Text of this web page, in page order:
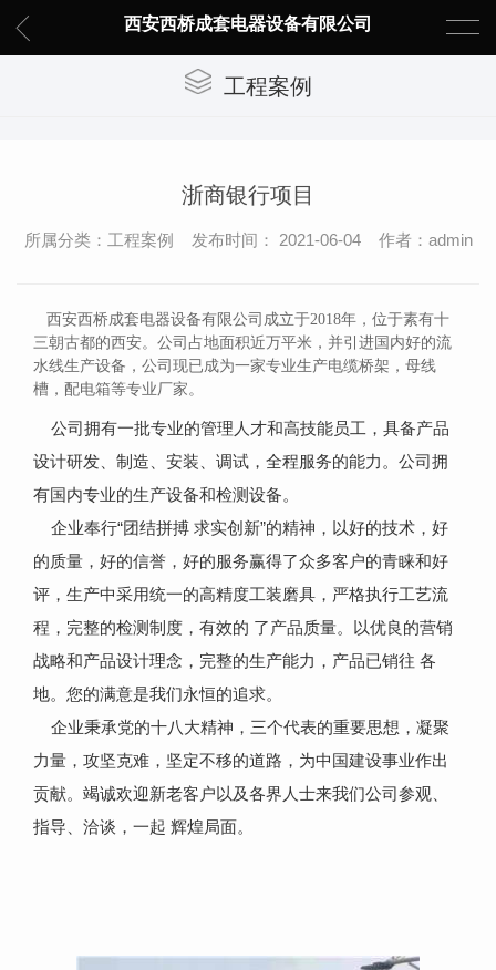
西安西桥成套电器设备有限公司
工程案例
浙商银行项目
所属分类：工程案例 发布时间： 2021-06-04 作者：admin
西安西桥成套电器设备有限公司成立于2018年，位于素有十
三朝古都的西安。公司占地面积近万平米，并引进国内好的流
水线生产设备，公司现已成为一家专业生产电缆桥架，母线
槽，配电箱等专业厂家。
公司拥有一批专业的管理人才和高技能员工，具备产品
设计研发、制造、安装、调试，全程服务的能力。公司拥
有国内专业的生产设备和检测设备。
企业奉行“团结拼搏 求实创新”的精神，以好的技术，好
的质量，好的信誉，好的服务赢得了众多客户的青睐和好
评，生产中采用统一的高精度工装磨具，严格执行工艺流
程，完整的检测制度，有效的 了产品质量。以优良的营销
战略和产品设计理念，完整的生产能力，产品已销往 各
地。您的满意是我们永恒的追求。
企业秉承党的十八大精神，三个代表的重要思想，凝聚
力量，攻坚克难，坚定不移的道路，为中国建设事业作出
贡献。竭诚欢迎新老客户以及各界人士来我们公司参观、
指导、洽谈，一起 辉煌局面。